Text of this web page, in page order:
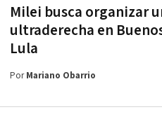
Milei busca organizar
ultraderecha en
Lula
PorMariano Obarrio